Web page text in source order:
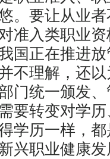
。要让从业
准入类职业
国正在推进
不理解，还
门统一颁发
要转变对学
学历一样，
兴职业健康